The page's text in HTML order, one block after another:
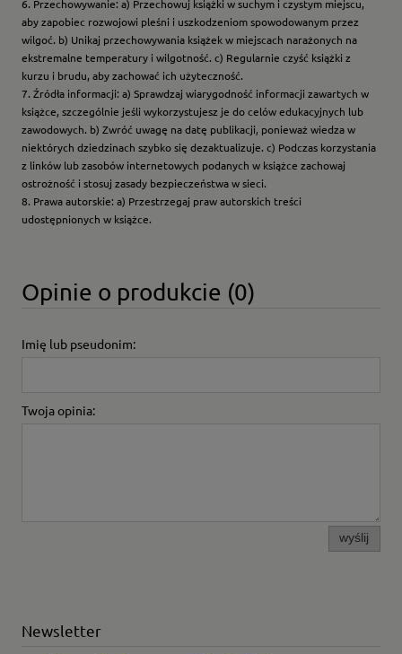
6. Przechowywanie: a) Przechowuj książki w suchym i czystym miejscu,
aby zapobiec rozwojowi pleśni i uszkodzeniom spowodowanym przez
wilgoć. b) Unikaj przechowywania książek w miejscach narażonych na
ekstremalne temperatury i wilgotność. c) Regularnie czyść książki z
kurzu i brudu, aby zachować ich użyteczność.
7. Źródła informacji: a) Sprawdzaj wiarygodność informacji zawartych w
książce, szczególnie jeśli wykorzystujesz je do celów edukacyjnych lub
zawodowych. b) Zwróć uwagę na datę publikacji, ponieważ wiedza w
niektórych dziedzinach szybko się dezaktualizuje. c) Podczas korzystania
z linków lub zasobów internetowych podanych w książce zachowaj
ostrożność i stosuj zasady bezpieczeństwa w sieci.
8. Prawa autorskie: a) Przestrzegaj praw autorskich treści
udostępnionych w książce.
Opinie o produkcie (0)
Imię lub pseudonim:
Twoja opinia:
wyślij
Newsletter